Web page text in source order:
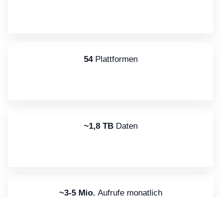
54 Plattformen
~1,8 TB Daten
~3-5 Mio. Aufrufe monatlich